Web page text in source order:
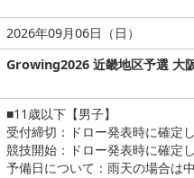
2026年09月06日（日）
Growing2026 近畿地区予選 大
■11歳以下【男子】
受付締切：ドロー発表時に確定
競技開始：ドロー発表時に確定
予備日について：雨天の場合は